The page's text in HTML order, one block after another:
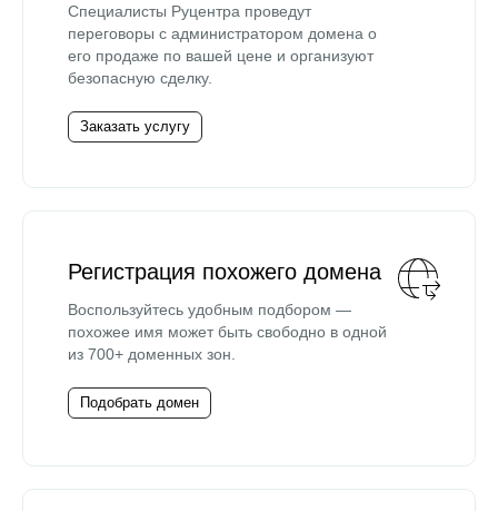
Специалисты Руцентра проведут
переговоры с администратором домена о
его продаже по вашей цене и организуют
безопасную сделку.
Заказать услугу
Регистрация похожего домена
Воспользуйтесь удобным подбором —
похожее имя может быть свободно в одной
из 700+ доменных зон.
Подобрать домен